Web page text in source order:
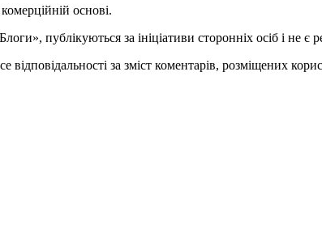
основі.
публікуються за ініціативи сторонніх осіб і не є
за зміст коментарів, розміщених